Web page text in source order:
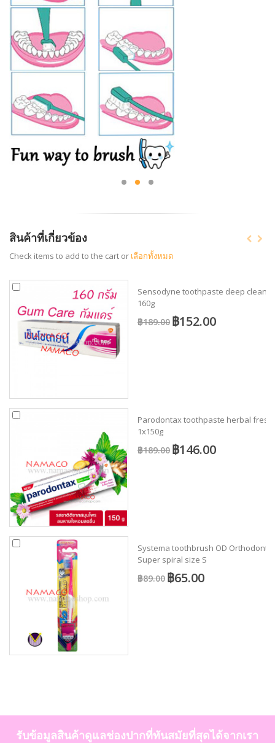
สินค้าที่เกี่ยวข้อง
Check items to add to the cart or เลือกทั้งหมด
Sensodyne toothpaste deep clean
160g
฿189.00 ฿152.00
Parodontax toothpaste herbal fresh
1x150g
฿189.00 ฿146.00
Systema toothbrush OD Orthodonti
Super spiral size S
฿89.00 ฿65.00
รับข้อมูลสินค้าดูแลช่องปากที่ทันสมัยที่สุดได้จากเรา